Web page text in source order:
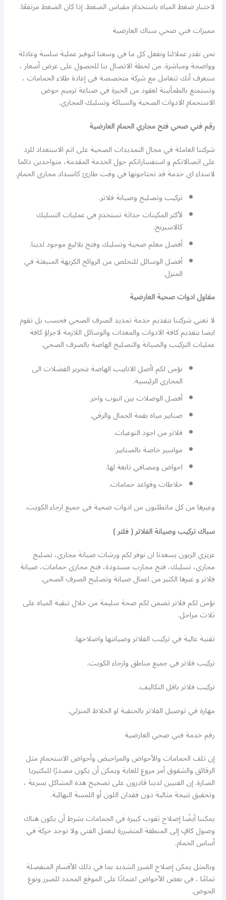
لاختبار ضغط المياه باستخدام مقياس الضغط. إذا كان الضغط مرتفعًا.
مميزات فني صحي سباك العارضية
نحن نقدر عملائنا ونفعل كل ما في وسعنا لتوفير عملية سلسة وعادلة
وواضحة ومباشرة. من لحظة الاتصال بنا للحصول على عرض أسعار ،
ستعرف أنك تتعامل مع شركة متخصصة في إعادة طلاء الحمامات ،
وتستمتع بالطمأنينة لعقود من الخبرة في صناعة ترميم حوض
الاستحمام الادوات الصحية والسباكة وتسليك المجاري.
رقم فني صحي فتح مجاري الحمام العارضية
شركتنا العاملة في مجال التمديدات الصحية على اتم الاستعداد للرد
على اتصالاتكم و استفساراتكم حول الخدمة المقدمة، متواحدين دائما
لاسداء اي خدمة قد تحتاجونها في وقت طارئ كانسداد مجاري الحمام.
تركيب وتصليح وصيانة فلاتر.
لأكثر المكينات حداثة تستخدم في عمليات التسليك
كالاسبرنح.
أفضل معلم صحية وتسليك وفتح بلاليع موجود لدينا.
أفضل الوسائل للتخلص من الروائح الكريهة المنبعثة في
المنزل.
مقاول ادوات صحية العارضية
لا تعني شركتنا بتقديم خدمة تمديد الصرف الصحي فحسب بل تقوم
ايضا بتقديم كافة الادوات والمعدات والوسائل اللازمة لاجراؤ كافة
عمليات التركيب والصيانة والتصليح الهاصة بالصرف الصحي.
نؤمن لكم اأضل الانابيب الهاصة بتجرير الفضلات الى
المجاري الرئيسية.
أفضل الوصلات بين انبوب واخر.
صنابير مياه بقمة الجمال والرقي.
فلاتر من اجود النوعيات.
مواسير خاصة بالصنابير.
احواض ومصافي تابعة لها.
خلاطات وقواعد حمامات.
وغيرها من كل ماتطلبون من ادوات صحية في جميع ارجاء الكويت.
سباك تركيب وصيانة الفلاتر ( فلتر )
عزيزي الزبون يسعدنا ان نوفر لكم ورشات صيانة مجاري، تصليح
مجاري، تسليك، فتح مجارب مسدودة، فتح مجاري حمامات، صيانة
فلاتر و غيرها الكثير من اعمال صيانة وتصليح الصرف الصحي.
نؤمن لكم فلاتر تضمن لكم صحة سليمة من خلال تنقية المياه على
ثلاث مراحل.
تقنية عالية في تركيب الفلاتر وصيانتها واصلاحها.
تركيب فلاتر في جميع مناطق وارجاء الكويت.
تركيب فلاتر باقل التكاليف.
مهارة في توصيل الفلاتر بالحنفية او الخلاط المنزلي.
رقم خدمة فني صحي العارضية
إن تلف الحمامات والأحواض والمراحيض وأحواض الاستحمام مثل
الرقائق والشقوق أمر مروع للغاية ويمكن أن يكون مصدرًا للبكتيريا
الضارة. إن الفنيين لدينا قادرون على تصحيح هذه المشاكل بسرعة ،
وتحقيق نتيجة مثالية دون فقدان اللون أو اللمسة النهائية.
يمكننا أيضًا إصلاح ثقوب كبيرة في الحمامات بشرط أن يكون هناك
وصول كافٍ إلى المنطقة المتضررة ليعمل الفني ولا توجد حركة في
أساس الحمام.
وبالمثل يمكن إصلاح الضرر الشديد بما في ذلك الأقسام المنفصلة
تمامًا ، في بعض الأحواض اعتمادًا على الموقع المحدد للضرر ونوع
الحوض.